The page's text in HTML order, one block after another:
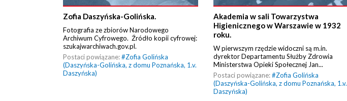
Zofia Daszyńska-Golińska.
Fotografia ze zbiorów Narodowego
Archiwum Cyfrowego. Źródło kopii cyfrowej:
szukajwarchiwach.gov.pl.
Postaci powiązane:#Zofia Golińska
(Daszyńska-Golińska, z domu Poznańska, 1.v.
Daszyńska)
Akademia w sali Towarzystwa
Higienicznego w Warszawie w 1932
roku.
W pierwszym rzędzie widoczni są m.in.
dyrektor Departamentu Służby Zdrowia
Ministerstwa Opieki Społecznej Jan...
Postaci powiązane:#Zofia Golińska
(Daszyńska-Golińska, z domu Poznańska, 1.v.
Daszyńska)